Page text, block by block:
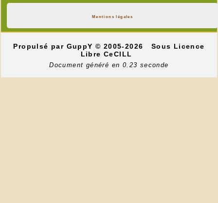
Mentions légales
Propulsé par GuppY© 2005-2026
Sous Licence
Libre CeCILL
Document généré en 0.23 seconde